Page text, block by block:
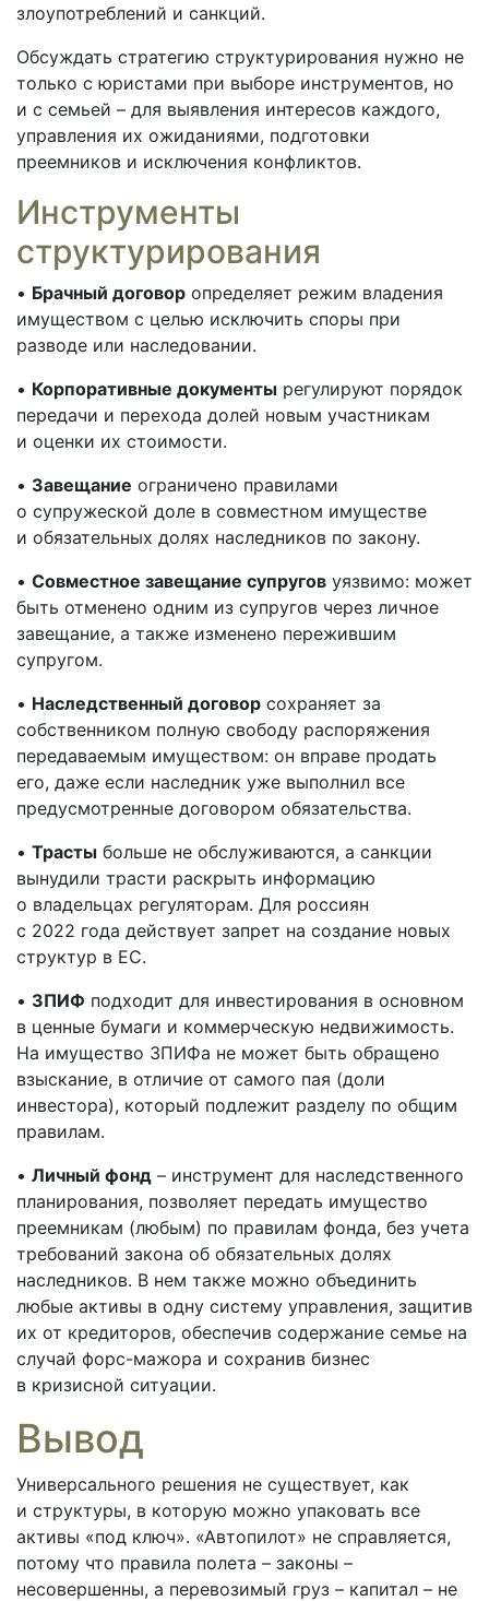
злоупотреблений и санкций.
Обсуждать стратегию структурирования нужно не
только с юристами при выборе инструментов, но
и с семьей – для выявления интересов каждого,
управления их ожиданиями, подготовки
преемников и исключения конфликтов.
Инструменты
структурирования
• Брачный договор определяет режим владения
имуществом с целью исключить споры при
разводе или наследовании.
• Корпоративные документы регулируют порядок
передачи и перехода долей новым участникам
и оценки их стоимости.
• Завещание ограничено правилами
о супружеской доле в совместном имуществе
и обязательных долях наследников по закону.
• Совместное завещание супругов уязвимо: может
быть отменено одним из супругов через личное
завещание, а также изменено пережившим
супругом.
• Наследственный договор сохраняет за
собственником полную свободу распоряжения
передаваемым имуществом: он вправе продать
его, даже если наследник уже выполнил все
предусмотренные договором обязательства.
• Трасты больше не обслуживаются, а санкции
вынудили трасти раскрыть информацию
о владельцах регуляторам. Для россиян
с 2022 года действует запрет на создание новых
структур в ЕС.
• ЗПИФ подходит для инвестирования в основном
в ценные бумаги и коммерческую недвижимость.
На имущество ЗПИФа не может быть обращено
взыскание, в отличие от самого пая (доли
инвестора), который подлежит разделу по общим
правилам.
• Личный фонд – инструмент для наследственного
планирования, позволяет передать имущество
преемникам (любым) по правилам фонда, без учета
требований закона об обязательных долях
наследников. В нем также можно объединить
любые активы в одну систему управления, защитив
их от кредиторов, обеспечив содержание семье на
случай форс-мажора и сохранив бизнес
в кризисной ситуации.
Вывод
Универсального решения не существует, как
и структуры, в которую можно упаковать все
активы «под ключ». «Автопилот» не справляется,
потому что правила полета – законы –
несовершенны, а перевозимый груз – капитал – не